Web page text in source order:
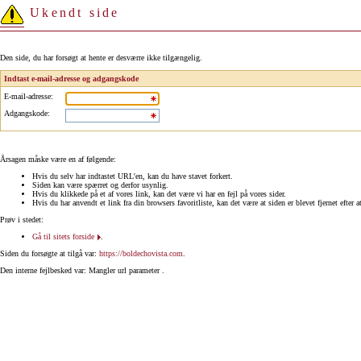
Ukendt side
Den side, du har forsøgt at hente er desværre ikke tilgængelig.
Indtast e-mail-adresse og adgangskode
E-mail-adresse:
Adgangskode:
Årsagen måske være en af følgende:
Hvis du selv har indtastet URL'en, kan du have stavet forkert.
Siden kan være spærret og derfor usynlig.
Hvis du klikkede på et af vores link, kan det være vi har en fejl på vores sider.
Hvis du har anvendt et link fra din browsers favoritliste, kan det være at siden er blevet fjernet efter
Prøv i stedet:
Gå til sitets forside
Siden du forsøgte at tilgå var: https://boldechovista.com
Den interne fejlbesked var: Mangler url parameter .